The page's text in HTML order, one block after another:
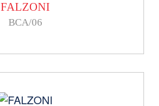
FALZONI
BCA/06